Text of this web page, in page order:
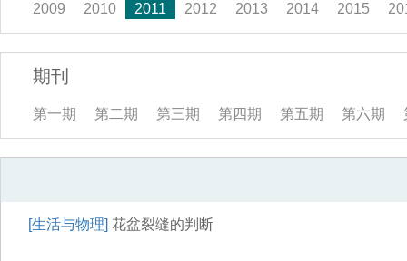
2009 2010 2011 2012 2013 2014 2015
期刊
第一期 第二期 第三期 第四期 第五期 第六期
[生活与物理] 花盆裂缝的判断